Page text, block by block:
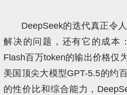
DeepSeek的迭代真正令
解决的问题，还有它的成本
Flash百万token的输出价格仅
美国顶尖大模型GPT-5.5的约
的性价比和综合能力，